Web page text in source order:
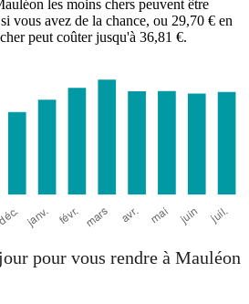
les moins chers peuvent être
vous avez de la chance, ou 29,70 € en
peut coûter jusqu'à 36,81 €.
pour vous rendre à Mauléon